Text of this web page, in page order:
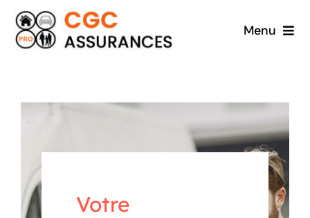
Passer
contenu
Menu
A propos
Particuliers
Votre